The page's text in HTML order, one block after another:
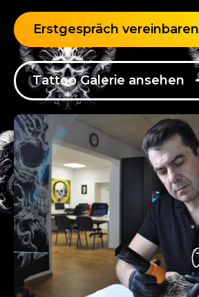
Erstgespräch vereinbaren
Tattoo Galerie ansehen